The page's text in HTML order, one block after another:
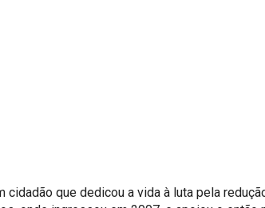
cidadão que dedicou a vida à luta pela